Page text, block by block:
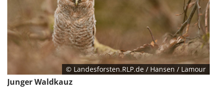
© Landesforsten.RLP.de / Hansen / Lamour
Junger Waldkauz